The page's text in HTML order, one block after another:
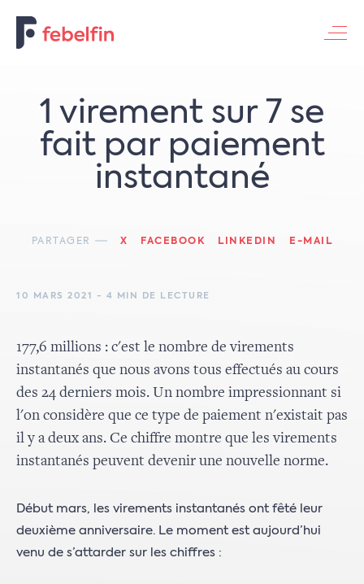
1 virement sur 7 se
fait par paiement
instantané
PARTAGER X FACEBOOK LINKEDIN E-MAIL
10 MARS 2021 - 4 MIN DE LECTURE
177,6 millions : c'est le nombre de virements
instantanés que nous avons tous effectués au cours
des 24 derniers mois. Un nombre impressionnant si
l'on considère que ce type de paiement n'existait pas
il y a deux ans. Ce chiffre montre que les virements
instantanés peuvent devenir une nouvelle norme.
Début mars, les virements instantanés ont fêté leur
deuxième anniversaire. Le moment est aujourd’hui
venu de s’attarder sur les chiffres :